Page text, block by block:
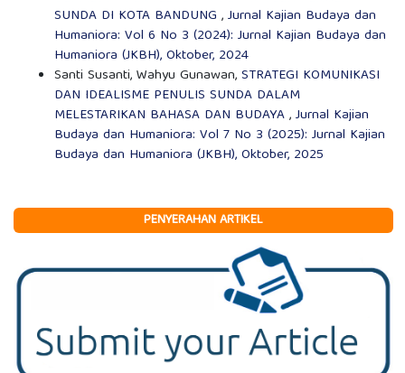
SUNDA DI KOTA BANDUNG ,Jurnal Kajian Budaya dan
Humaniora: Vol 6 No 3 (2024): Jurnal Kajian Budaya dan
Humaniora (JKBH), Oktober, 2024
Santi Susanti, Wahyu Gunawan,STRATEGI KOMUNIKASI
DAN IDEALISME PENULIS SUNDA DALAM
MELESTARIKAN BAHASA DAN BUDAYA,Jurnal Kajian
Budaya dan Humaniora: Vol 7 No 3 (2025): Jurnal Kajian
Budaya dan Humaniora (JKBH), Oktober, 2025
PENYERAHAN ARTIKEL